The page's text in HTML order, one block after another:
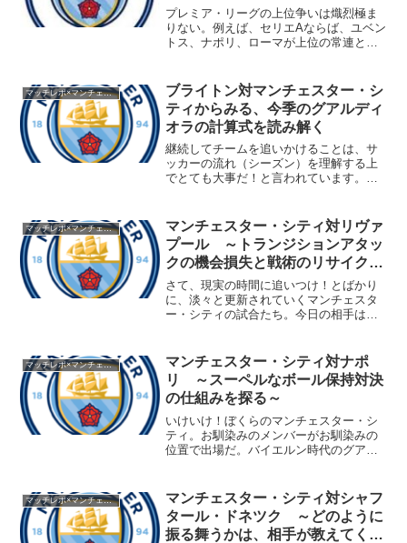
動】
プレミア・リーグの上位争いは熾烈極ま
りない。例えば、セリエAならば、ユベン
トス、ナポリ、ローマが上位の常連とな
トレチコ・マドリーとなるだろう。しか
し、プレミア・リーグは...
マッチレポ×マンチェスター・シティ1718
ブライトン対マンチェスター・シ
ティからみる、今季のグアルディ
オラの計算式を読み解く
継続してチームを追いかけることは、サ
ッカーの流れ（シーズン）を理解する上
でとても大事だ！と言われています。そ
こそが、そのチームについては博士みた
いな。ご存知の方も多いと思...
マッチレポ×マンチェスター・シティ1718
マンチェスター・シティ対リヴァ
プール ～トランジションアタッ
クの機会損失と戦術のリサイクル
と不均等～
さて、現実の時間に追いつけ！とばかり
に、淡々と更新されていくマンチェスタ
ー・シティの試合たち。今日の相手はリ
ステムで試合に臨んだマンチェスター・
シティ。3バックは諦め...
マッチレポ×マンチェスター・シティ1718
マンチェスター・シティ対ナポ
リ ～スーペルなボール保持対決
の仕組みを探る～
いけいけ！ぼくらのマンチェスター・シ
ティ。お馴染みのメンバーがお馴染みの
位置で出場だ。バイエルン時代のグアル
なかった。しかし、マンチェスター・シ
ティ時代のグアルディオラ...
マッチレポ×マンチェスター・シティ1718
マンチェスター・シティ対シャフ
タール・ドネツク ～どのように
振る舞うかは、相手が教えてくれ